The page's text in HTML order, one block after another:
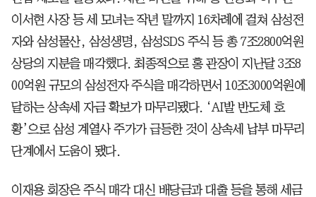
이서현 사장 등 세 모녀는 작년 말까지 16차례에 걸쳐 삼성전
자와 삼성물산, 삼성생명, 삼성SDS 주식 등 총 7조2800억원
상당의 지분을 매각했다. 최종적으로 홍 관장이 지난달 3조8
00억원 규모의 삼성전자 주식을 매각하면서 10조3000억원에
달하는 상속세 자금 확보가 마무리됐다. ‘AI발 반도체 호
황’으로 삼성 계열사 주가가 급등한 것이 상속세 납부 마무리
단계에서 도움이 됐다.
이재용 회장은 주식 매각 대신 배당금과 대출 등을 통해 세금